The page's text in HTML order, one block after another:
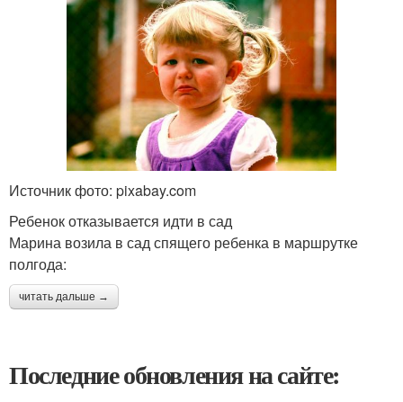
Источник фото: pixabay.com
Ребенок отказывается идти в сад
Марина возила в сад спящего ребенка в маршрутке
полгода:
читать дальше →
Последние обновления на сайте: